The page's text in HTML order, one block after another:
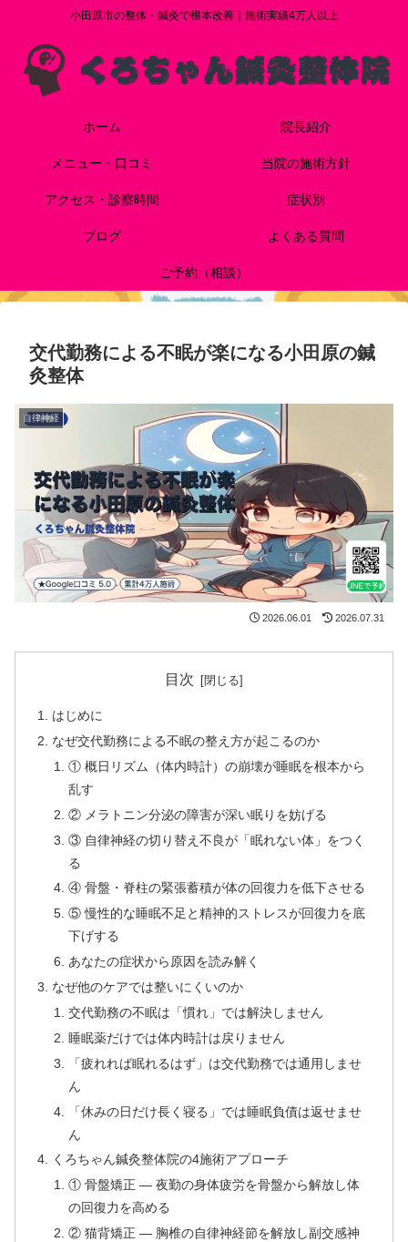
小田原市の整体・鍼灸で根本改善｜施術実績4万人以上
ホーム 院長紹介
メニュー・口コミ 当院の施術方針
アクセス・診察時間 症状別
ブログ よくある質問
ご予約（相談）
交代勤務による不眠が楽になる小田原の鍼
灸整体
自律神経
2026.06.01 2026.07.31
目次
はじめに
なぜ交代勤務による不眠の整え方が起こるのか
① 概日リズム（体内時計）の崩壊が睡眠を根本から
乱す
② メラトニン分泌の障害が深い眠りを妨げる
③ 自律神経の切り替え不良が「眠れない体」をつく
る
④ 骨盤・脊柱の緊張蓄積が体の回復力を低下させる
⑤ 慢性的な睡眠不足と精神的ストレスが回復力を底
下げする
あなたの症状から原因を読み解く
なぜ他のケアでは整いにくいのか
交代勤務の不眠は「慣れ」では解決しません
睡眠薬だけでは体内時計は戻りません
「疲れれば眠れるはず」は交代勤務では通用しませ
ん
「休みの日だけ長く寝る」では睡眠負債は返せませ
ん
くろちゃん鍼灸整体院の4施術アプローチ
① 骨盤矯正 — 夜勤の身体疲労を骨盤から解放し体
の回復力を高める
② 猫背矯正 — 胸椎の自律神経節を解放し副交感神